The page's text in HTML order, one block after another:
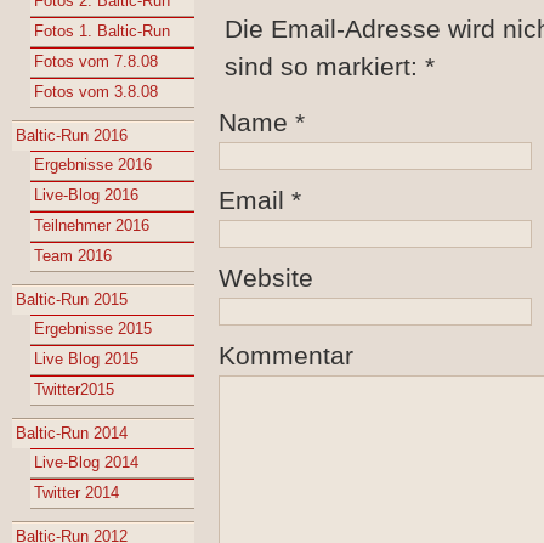
Fotos 1. Baltic-Run
Fotos vom 7.8.08
Fotos vom 3.8.08
Baltic-Run 2016
Ergebnisse 2016
Live-Blog 2016
Teilnehmer 2016
Team 2016
Baltic-Run 2015
Ergebnisse 2015
Live Blog 2015
Twitter2015
Baltic-Run 2014
Live-Blog 2014
Twitter 2014
Baltic-Run 2012
Die Email-Adresse wird
sind so markiert: *
Name *
Email *
Website
Kommentar